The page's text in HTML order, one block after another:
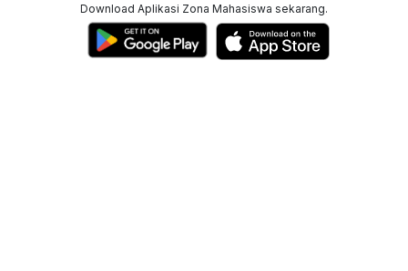
Download Aplikasi Zona Mahasiswa sekarang.